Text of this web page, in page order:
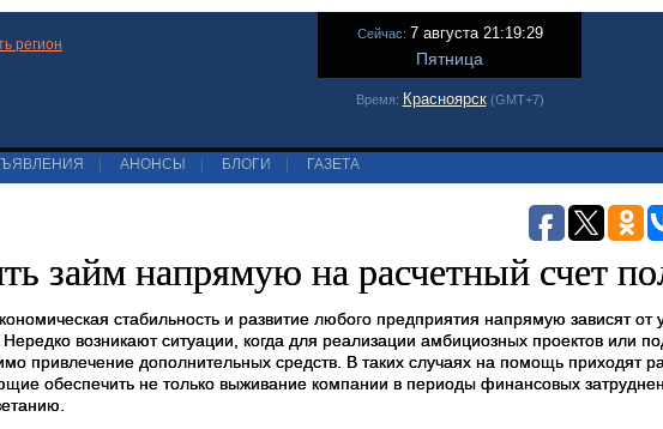
регион
Сейчас: 7 августа 21:19:29
Пятница
Время: Красноярск(GMT+7)
АНОНСЫ БЛОГИ ГАЗЕТА
займ напрямую на расчетный счет
стабильность и развитие любого предприятия напрямую зависят от
возникают ситуации, когда для реализации амбициозных проектов или
привлечение дополнительных средств. В таких случаях на помощь приходят
обеспечить не только выживание компании в периоды финансовых